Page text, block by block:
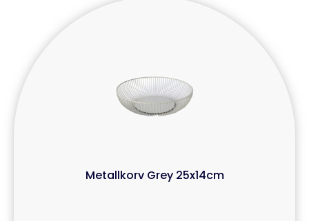
Metallkorv Grey 25x14cm